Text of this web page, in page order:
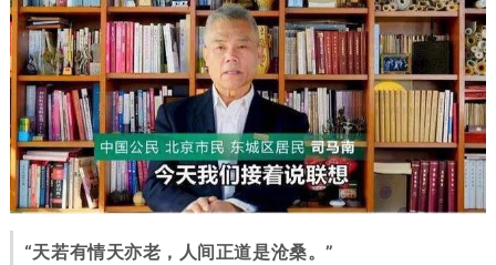
“天若有情天亦老，人间正道是沧桑。”